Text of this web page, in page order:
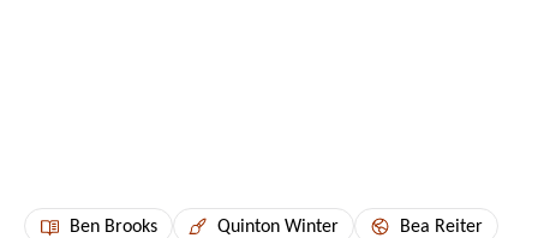
Ben Brooks Quinton Winter
Bea Reiter